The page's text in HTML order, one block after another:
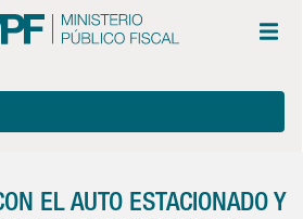
EL AUTO ESTACIONADO Y